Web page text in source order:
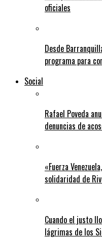
oficiales
Desde
programa para
Social
Rafael Poveda
denuncias de
«Fuerza
solidaridad de
Cuando el justo
lágrimas de los